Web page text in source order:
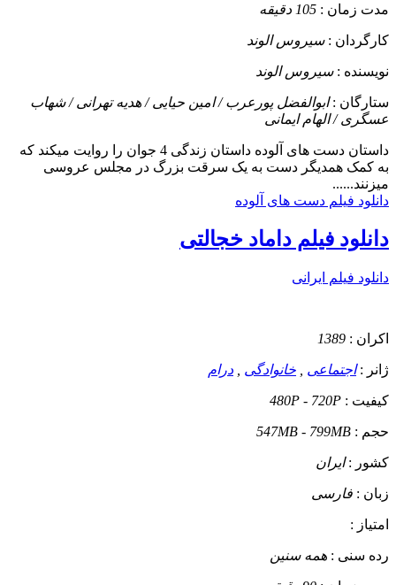
مدت زمان : 105 دقیقه
کارگردان :سیروس الوند
نویسنده :سیروس الوند
ستارگان :ابوالفضل پورعرب / امین حیایی / هدیه تهرانی / شهاب
عسگری / الهام ایمانی
داستان
دست های آلوده داستان زندگی 4 جوان را روایت میکند که
به کمک همدیگر دست به یک سرقت بزرگ در مجلس عروسی
میزنند......
دانلود فیلم دست های آلوده
دانلود فیلم داماد خجالتی
دانلود فیلم ایرانی
اکران : 1389
ژانر :اجتماعی خانوادگی درام
کیفیت : 480P - 720P
حجم : 547MB - 799MB
کشور :ایران
زبان : فارسی
امتیاز :
رده سنی : همه سنین